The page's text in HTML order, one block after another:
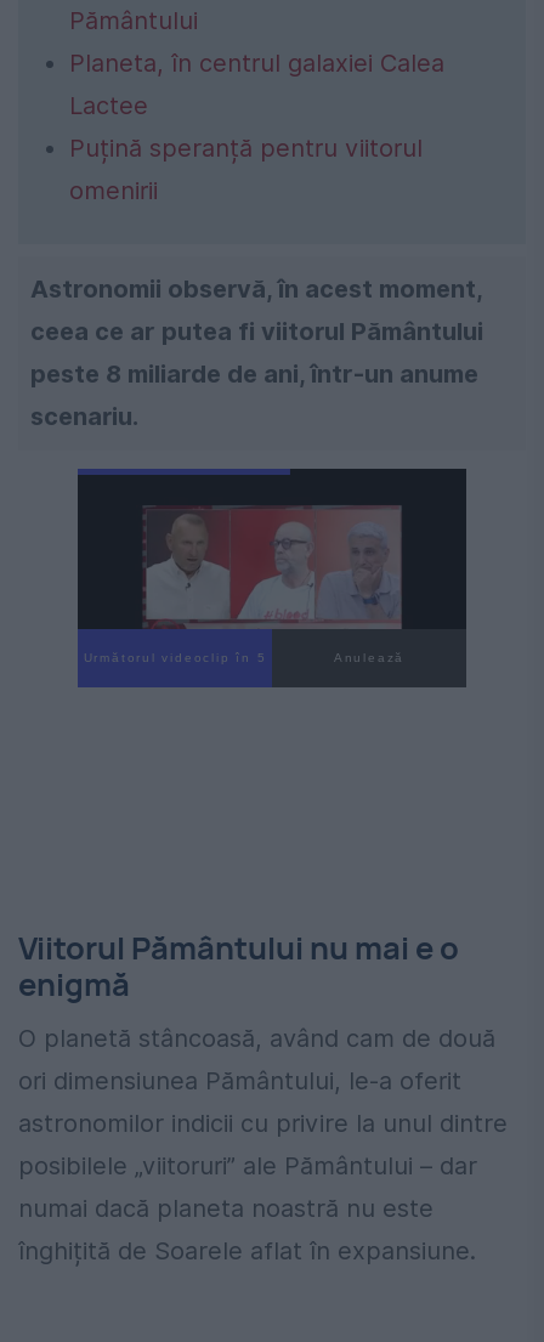
Pământului
Planeta, în centrul galaxiei Calea
Lactee
Puțină speranță pentru viitorul
omenirii
Astronomii observă, în acest moment,
ceea ce ar putea fi viitorul Pământului
peste 8 miliarde de ani, într-un anume
scenariu.
Următorul videoclip în 3 Anulează
Viitorul Pământului nu mai e o
enigmă
O planetă stâncoasă, având cam de două
ori dimensiunea Pământului, le-a oferit
astronomilor indicii cu privire la unul dintre
posibilele „viitoruri” ale Pământului – dar
numai dacă planeta noastră nu este
înghițită de Soarele aflat în expansiune.